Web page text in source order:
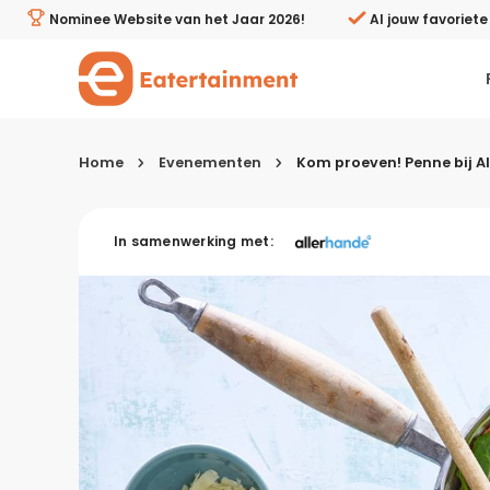
Penne bij Albert Heijn Kookstudio Nijmegen -
Nominee Website van het Jaar 2026! Al jouw
Kies je menugang
Ontbijt
Lunch & brunch
Tussendoortjes
Voor- & tussengerechten
Home Evenementen Kom proeven! Penne bij
In samenwerking met: